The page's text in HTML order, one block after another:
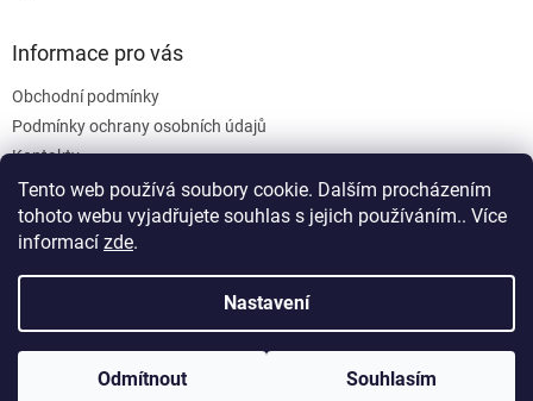
Tento web používá soubory cookie. Dalším procházením
tohoto webu vyjadřujete souhlas s jejich používáním.. Více
informací zde.
Nastavení
Odmítnout Souhlasím
Informace pro vás
Obchodní podmínky
Podmínky ochrany osobních údajů
Kontakty
Vytvořil Shoptet
Copyright 2026ELEKTRO-M.Sláma . Všechna práva vyhrazena.